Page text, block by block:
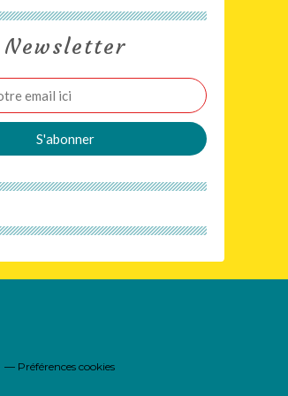
Newsletter
Préférences cookies